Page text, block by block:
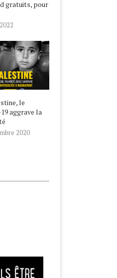
NOUVEL AN HÉGIRIEN,
BIENVENUE EN 1442 !
22 août 2020
gratuits, pour
le
aggrave la
2020